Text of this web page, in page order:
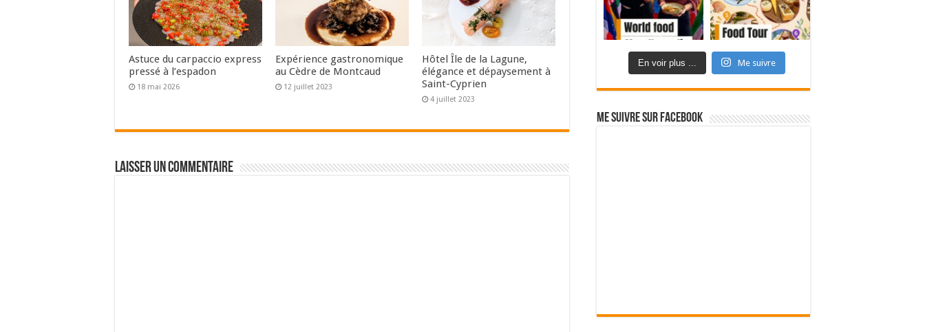
Astuce du carpaccio express
pressé à l’espadon
18 mai 2026
Expérience gastronomique
au Cèdre de Montcaud
12 juillet 2023
Hôtel Île de la Lagune,
élégance et dépaysement à
Saint-Cyprien
4 juillet 2023
Laisser un commentaire
En voir plus ... Me suivre
Me suivre sur Facebook